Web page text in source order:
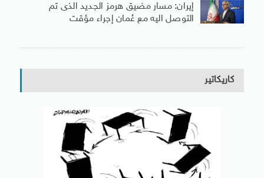
إيران: مسار مضيق هرمز الجديد الذى تم
التوصل اليه مع عُمان إجراء مؤقت
كاريكاتير